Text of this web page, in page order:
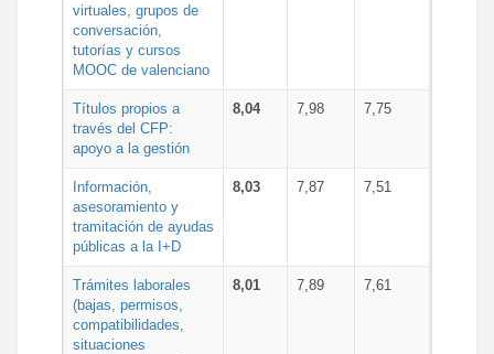
virtuales, grupos de
conversación,
tutorías y cursos
MOOC de valenciano
Títulos propios a
través del CFP:
apoyo a la gestión
8,04 7,98 7,75
Información,
asesoramiento y
tramitación de ayudas
públicas a la I+D
8,03 7,87 7,51
Trámites laborales
(bajas, permisos,
compatibilidades,
situaciones
8,01 7,89 7,61